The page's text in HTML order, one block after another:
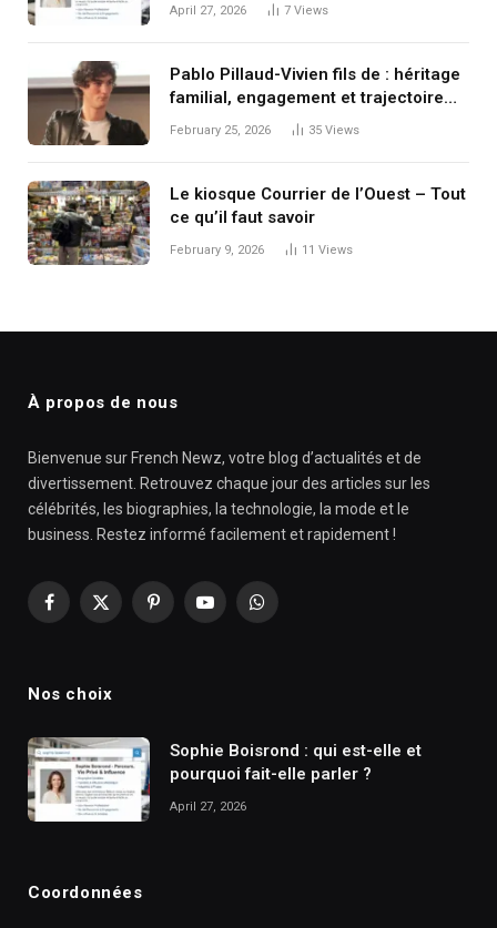
April 27, 2026 7 Views
Pablo Pillaud-Vivien fils de : héritage
familial, engagement et trajectoire
singulière
February 25, 2026 35 Views
Le kiosque Courrier de l’Ouest – Tout
ce qu’il faut savoir
February 9, 2026 11 Views
À propos de nous
Bienvenue sur French Newz, votre blog d’actualités et de
divertissement. Retrouvez chaque jour des articles sur les
célébrités, les biographies, la technologie, la mode et le
business. Restez informé facilement et rapidement !
Facebook
X
PinterestYouTubeWhatsApp
Nos choix
Sophie Boisrond : qui est-elle et
pourquoi fait-elle parler ?
April 27, 2026
Coordonnées